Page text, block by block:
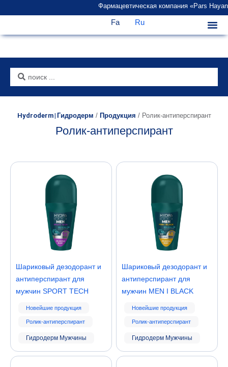
Фармацевтическая компания «Pars Hayan»
Fa Ru
Hydroderm | Гидродерм / Продукция / Ролик-антиперспирант
Ролик-антиперспирант
Гидродерм Мужчины
Шариковый дезодорант и
антиперспирант для
мужчин SPORT TECH
Новейшие продукция
Ролик-антиперспирант
Гидродерм Мужчины
Шариковый дезодорант и
антиперспирант для
мужчин MEN I BLACK
Новейшие продукция
Ролик-антиперспирант